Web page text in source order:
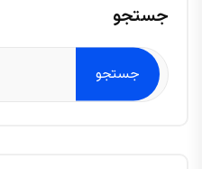
جستجو
جستجو